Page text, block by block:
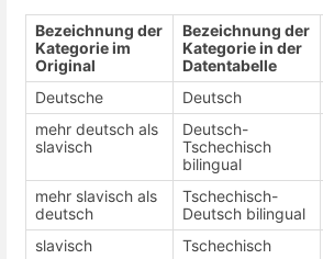
Bezeichnung der
Kategorie im
Original
Bezeichnung der
Kategorie in der
Datentabelle
Deutsche
Deutsch
mehr deutsch als
slavisch
Deutsch-
Tschechisch
bilingual
mehr slavisch als
deutsch
Tschechisch-
Deutsch bilingual
slavisch
Tschechisch